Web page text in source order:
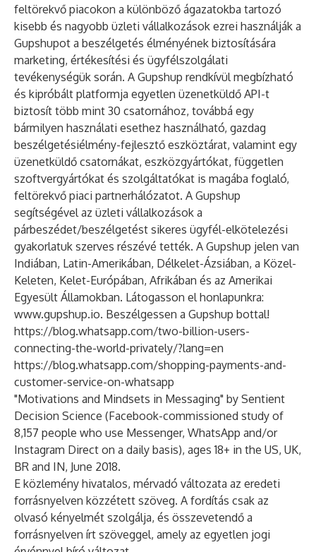
feltörekvő piacokon a különböző ágazatokba tartozó
kisebb és nagyobb üzleti vállalkozások ezrei használják a
Gupshupot a beszélgetés élményének biztosítására
marketing, értékesítési és ügyfélszolgálati
tevékenységük során. A Gupshup rendkívül megbízható
és kipróbált platformja egyetlen üzenetküldő API-t
biztosít több mint 30 csatornához, továbbá egy
bármilyen használati esethez használható, gazdag
beszélgetésiélmény-fejlesztő eszköztárat, valamint egy
üzenetküldő csatornákat, eszközgyártókat, független
szoftvergyártókat és szolgáltatókat is magába foglaló,
feltörekvő piaci partnerhálózatot. A Gupshup
segítségével az üzleti vállalkozások a
párbeszédet/beszélgetést sikeres ügyfél-elkötelezési
gyakorlatuk szerves részévé tették. A Gupshup jelen van
Indiában, Latin-Amerikában, Délkelet-Ázsiában, a Közel-
Keleten, Kelet-Európában, Afrikában és az Amerikai
Egyesült Államokban. Látogasson el honlapunkra:
www.gupshup.io. Beszélgessen a Gupshup bottal!
https://blog.whatsapp.com/two-billion-users-
connecting-the-world-privately/?lang=en
https://blog.whatsapp.com/shopping-payments-and-
customer-service-on-whatsapp
"Motivations and Mindsets in Messaging" by Sentient
Decision Science (Facebook-commissioned study of
8,157 people who use Messenger, WhatsApp and/or
Instagram Direct on a daily basis), ages 18+ in the US, UK,
BR and IN, June 2018.
E közlemény hivatalos, mérvadó változata az eredeti
forrásnyelven közzétett szöveg. A fordítás csak az
olvasó kényelmét szolgálja, és összevetendő a
forrásnyelven írt szöveggel, amely az egyetlen jogi